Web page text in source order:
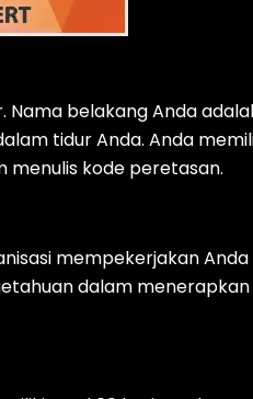
Nama belakang Anda
tidur Anda. Anda
menulis kode peretasan.
mempekerjakan Anda
dalam menerapkan